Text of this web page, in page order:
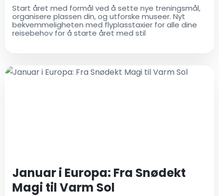
Start året med formål ved å sette nye treningsmål,
organisere plassen din, og utforske museer. Nyt
bekvemmeligheten med flyplasstaxier for alle dine
reisebehov for å starte året med stil
Januar i Europa: Fra Snødekt
Magi til Varm Sol